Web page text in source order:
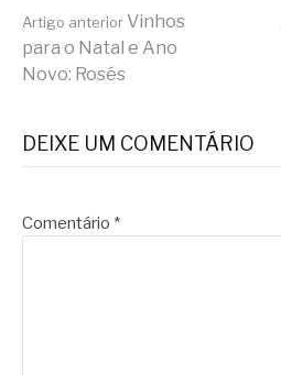
Continue
Artigo anterior Vinhos
para o Natal e Ano
Novo: Rosés
DEIXE UM COMENTÁRIO
Comentário *